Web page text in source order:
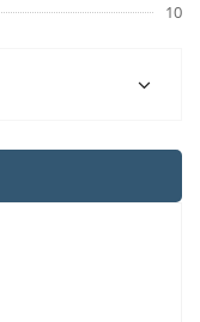
10